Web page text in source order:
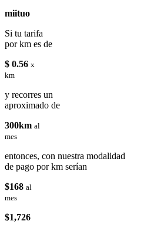
miituo
Si tu tarifa
por km es de
$ 0.56 x
km
y recorres un
aproximado de
300km al
mes
entonces, con nuestra modalidad
de pago por km serían
$168 al
mes
$1,726